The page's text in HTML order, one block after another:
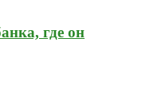
где он